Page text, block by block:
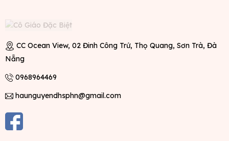
CC Ocean View, 02 Đinh Công Trứ, Thọ Quang, Sơn Trà, Đà
Nẵng
0968964469
haunguyendhsphn@gmail.com